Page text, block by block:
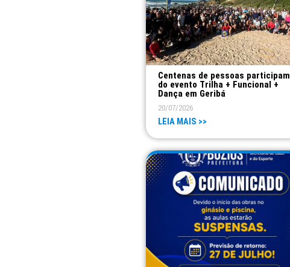
Centenas de pessoas participam
do evento Trilha + Funcional +
Dança em Geribá
20/07/2026
LEIA MAIS >>